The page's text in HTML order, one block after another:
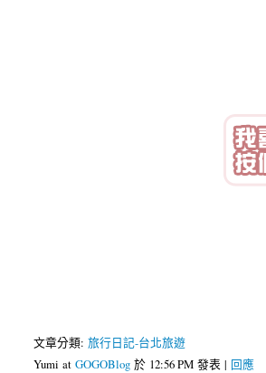
文章分類: 旅行日記-台北旅遊
Yumi at GOGOBlog 於 12:56 PM 發表 | 回應